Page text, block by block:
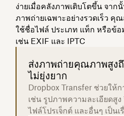
ง่ายเมื่อคลังภาพเติบโตขึ้น จาก
ภาพถ่ายเฉพาะอย่างรวดเร็ว คุ
ใช้ชื่อไฟล์ ประเภท แท็ก หรือข้
เช่น EXIF ​​และ IPTC
ส่งภาพถ่ายคุณภาพสูง
ไม่ยุ่งยาก
Dropbox Transfer ช่วยให้
เช่น รูปภาพความละเอียดสู
ไฟล์โปรเจ็กต์ และอื่นๆ เป็นเ